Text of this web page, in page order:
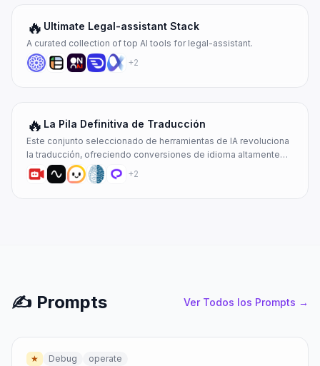
🔥 Ultimate Legal-assistant Stack
A curated collection of top AI tools for legal-assistant.
+2
🔥 La Pila Definitiva de Traducción
Este conjunto seleccionado de herramientas de IA revoluciona
la traducción, ofreciendo conversiones de idioma altamente
precisas y conscientes del contexto en diversos formatos.
Desde la traducción instantánea de texto y documentos hasta
+2
✍️ Prompts Ver Todos los Prompts →
★ Debug operate